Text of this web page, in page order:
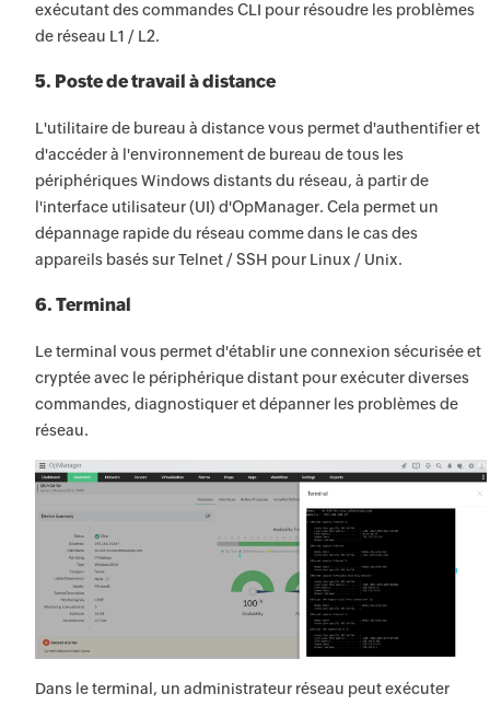
exécutant des commandes CLI pour résoudre les problèmes
de réseau L1 / L2.
5. Poste de travail à distance
L'utilitaire de bureau à distance vous permet d'authentifier et
d'accéder à l'environnement de bureau de tous les
périphériques Windows distants du réseau, à partir de
l'interface utilisateur (UI) d'OpManager. Cela permet un
dépannage rapide du réseau comme dans le cas des
appareils basés sur Telnet / SSH pour Linux / Unix.
6. Terminal
Le terminal vous permet d'établir une connexion sécurisée et
cryptée avec le périphérique distant pour exécuter diverses
commandes, diagnostiquer et dépanner les problèmes de
réseau.
Dans le terminal, un administrateur réseau peut exécuter